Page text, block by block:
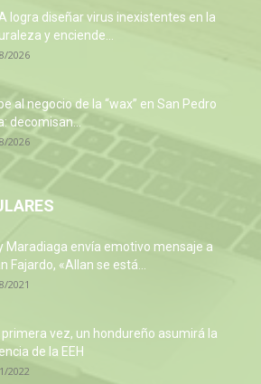
IA logra diseñar virus inexistentes en la
y enciende...
2026
al negocio de la “wax” en San Pedro
decomisan...
2026
Maradiaga envía emotivo mensaje a
Fajardo, «Allan se está...
2021
primera vez, un hondureño asumirá la
de la EEH
2022